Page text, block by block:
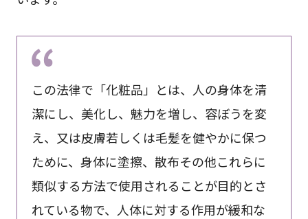
この法律で「化粧品」とは、人の身体を清
潔にし、美化し、魅力を増し、容ぼうを変
え、又は皮膚若しくは毛髪を健やかに保つ
ために、身体に塗擦、散布その他これらに
類似する方法で使用されることが目的とさ
れている物で、人体に対する作用が緩和な